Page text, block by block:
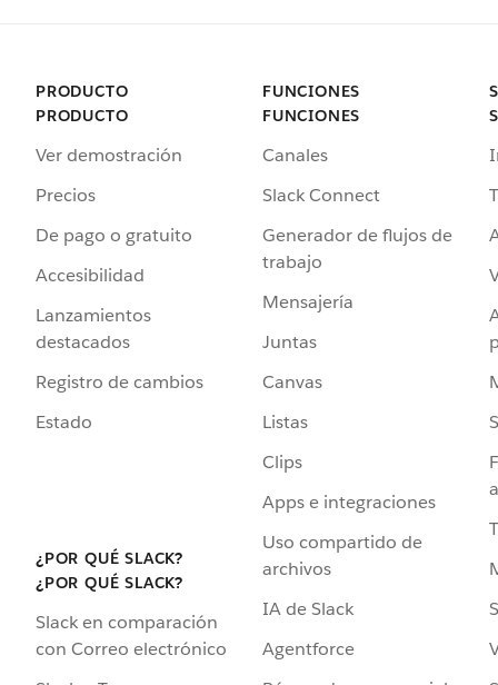
PRODUCTO
PRODUCTO
Ver demostración
Precios
De pago o gratuito
Accesibilidad
Lanzamientos
destacados
Registro de cambios
Estado
¿POR QUÉ SLACK?
¿POR QUÉ SLACK?
Slack en comparación
con Correo electrónico
FUNCIONES
FUNCIONES
Canales
Slack Connect
Generador de flujos de
trabajo
Mensajería
Juntas
Canvas
Listas
Clips
Apps e integraciones
Uso compartido de
archivos
IA de Slack
Agentforce